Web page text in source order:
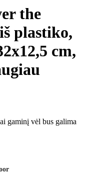
the
plastiko,
cm,
gaminį vėl bus galima